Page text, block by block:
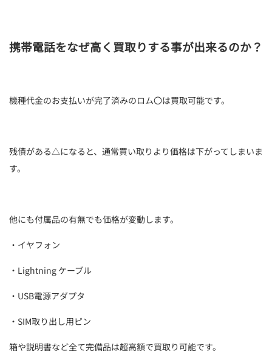
携帯電話をなぜ高く買取りする事が出来るのか？
機種代金のお支払いが完了済みのロム〇は買取可能です。
残債がある△になると、通常買い取りより価格は下がってしまいま
す。
他にも付属品の有無でも価格が変動します。
・イヤフォン
・Lightning ケーブル
・USB電源アダプタ
・SIM取り出し用ピン
箱や説明書など全て完備品は超高額で買取り可能です。